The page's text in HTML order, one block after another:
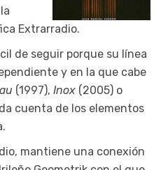
Extrarradio.
de seguir porque su línea
y en la que cabe
(1997), Inox (2005) o
cuenta de los elementos
mantiene una conexión